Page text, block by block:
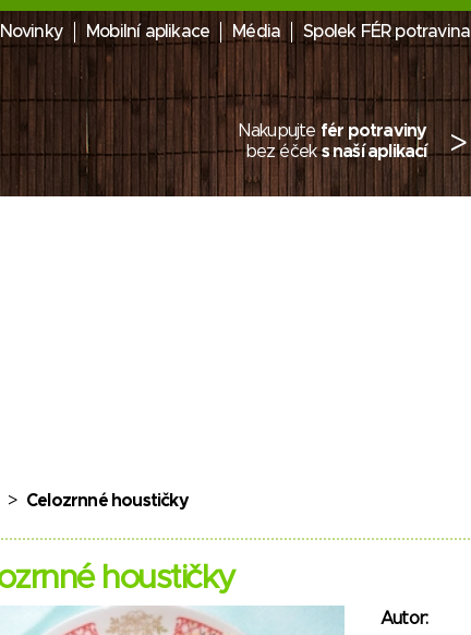
Novinky Mobilní aplikace Média Spolek FÉR potravina
Nakupujte fér potraviny
bez éčeks naší aplikací >
> Celozrnné houstičky
houstičky
Autor: